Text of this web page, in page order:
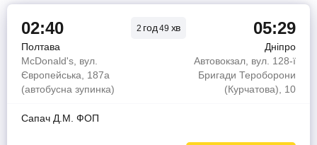
02:40 2 год49 хв 05:29
Полтава
Дніпро
McDonald's, вул.
Європейська, 187а
(автобусна зупинка)
Автовокзал, вул. 128-ї
Бригади Тероборони
(Курчатова), 10
Сапач Д.М. ФОП